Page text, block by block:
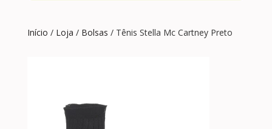
Início / Loja / Bolsas / Tênis Stella Mc Cartney Preto